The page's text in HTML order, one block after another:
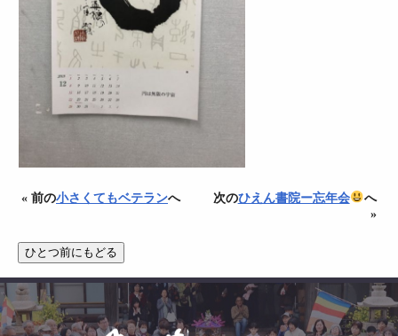
« 前の小さくてもベテランへ 次のひえん書院ー忘年会
へ
»